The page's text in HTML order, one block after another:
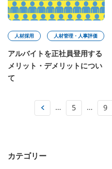
人材採用 人材管理・人事評価
アルバイトを正社員登用する
メリット・デメリットについ
て
... 5 ... 9
カテゴリー